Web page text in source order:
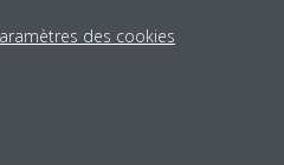
la suite
des cookies